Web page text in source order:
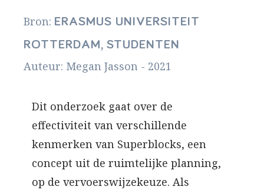
Bron: ERASMUS UNIVERSITEIT
ROTTERDAM, STUDENTEN
Auteur: Megan Jasson - 2021
Dit onderzoek gaat over de
effectiviteit van verschillende
kenmerken van Superblocks, een
concept uit de ruimtelijke planning,
op de vervoerswijzekeuze. Als